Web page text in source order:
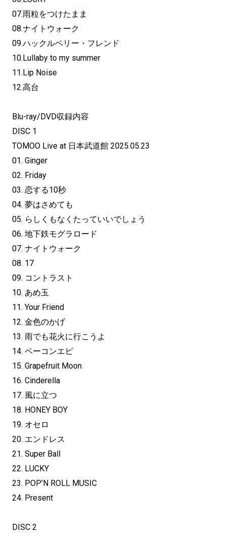
07.雨粒をつけたまま
08.ナイトウォーク
09.ハックルベリー・フレンド
10.Lullaby to my summer
11.Lip Noise
12.高台
Blu-ray/DVD収録内容
DISC 1
TOMOO Live at 日本武道館 2025.05.23
01. Ginger
02. Friday
03. 恋する10秒
04. 夢はさめても
05. らしくもなくたっていいでしょう
06. 地下鉄モグラロード
07. ナイトウォーク
08. 17
09. コントラスト
10. あめ⽟
11. Your Friend
12. ⾦⾊のかげ
13. ⾬でも花⽕に⾏こうよ
14. ベーコンエピ
15. Grapefruit Moon
16. Cinderella
17. ⾵に⽴つ
18. HONEY BOY
19. オセロ
20. エンドレス
21. Super Ball
22. LUCKY
23. POP’N ROLL MUSIC
24. Present
DISC 2